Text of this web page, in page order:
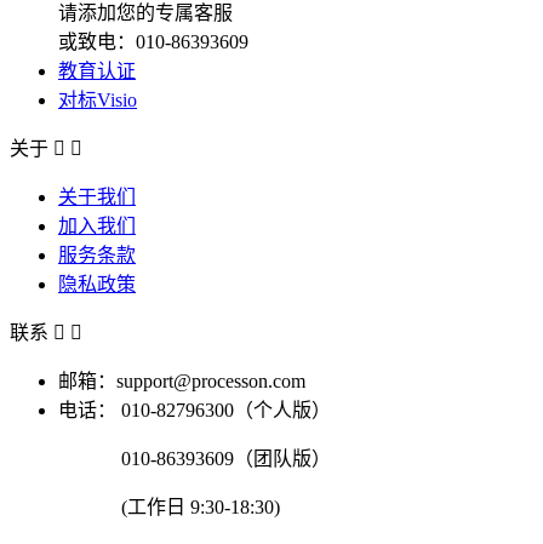
请添加您的专属客服
或致电：010-86393609
教育认证
对标Visio
关于  
关于我们
加入我们
服务条款
隐私政策
联系  
邮箱：support@processon.com
电话：
010-82796300（个人版）
010-86393609（团队版）
(工作日 9:30-18:30)